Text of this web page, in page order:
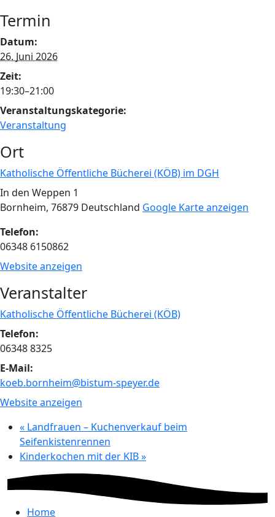
Termin
Datum:
26. Juni 2026
Zeit:
19:30–21:00
Veranstaltungskategorie:
Veranstaltung
Ort
Katholische Öffentliche Bücherei (KÖB) im DGH
In den Weppen 1
Bornheim, 76879 Deutschland Google Karte anzeigen
Telefon:
06348 6150862
Website anzeigen
Veranstalter
Katholische Öffentliche Bücherei (KÖB)
Telefon:
06348 8325
E-Mail:
koeb.bornheim@bistum-speyer.de
Website anzeigen
« Landfrauen – Kuchenverkauf beim
Seifenkistenrennen
Kinderkochen mit der KIB»
Home